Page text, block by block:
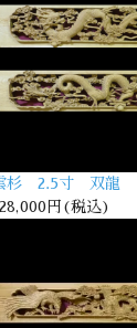
杉 2.5寸 双龍
円(税込)